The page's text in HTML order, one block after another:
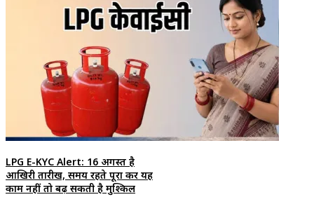
LPG E-KYC Alert: 16 अगस्त है
आखिरी तारीख, समय रहते पूरा करें यह
काम नहीं तो बढ़ सकती है मुश्किल